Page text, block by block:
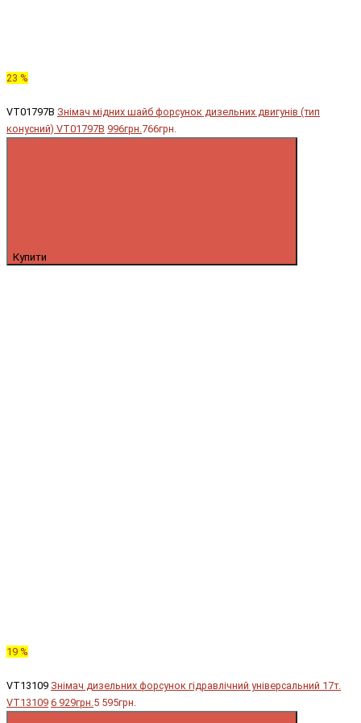
23 %
VT01797B Знімач мідних шайб форсунок дизельних двигунів (тип
конусний) VT01797B 996грн. 766грн.
Купити
19 %
VT13109 Знімач дизельних форсунок гідравлічний універсальний 17т.
VT13109 6 929грн. 5 595грн.